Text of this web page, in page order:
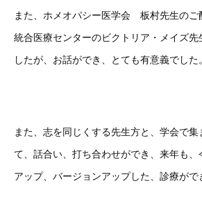
また、ホメオパシー医学会 板村先生のご
統合医療センターのビクトリア・メイズ
したが、お話ができ、とても有意義でした。
また、志を同じくする先生方と、学会で集
て、話合い、打ち合わせができ、来年も
アップ、バージョンアップした、診療がで